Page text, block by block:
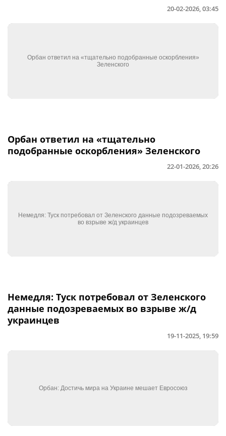
20-02-2026, 03:45
Орбан ответил на «тщательно
подобранные оскорбления» Зеленского
22-01-2026, 20:26
Немедля: Туск потребовал от Зеленского
данные подозреваемых во взрыве ж/д
украинцев
19-11-2025, 19:59